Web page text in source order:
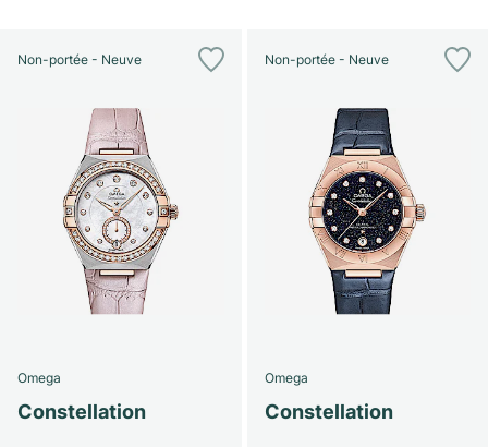
Non-portée - Neuve
Omega
Constellation
Non-portée - Neuve
Omega
Constellation